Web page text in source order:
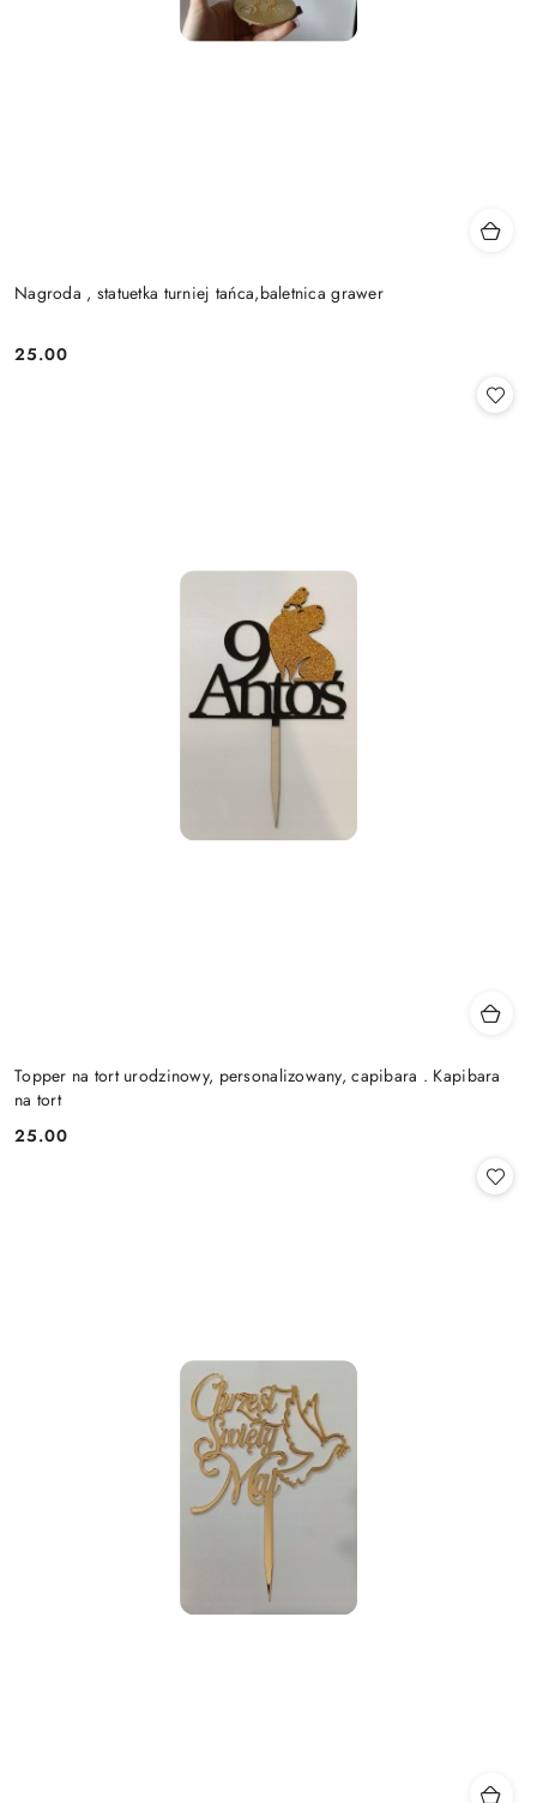
Nagroda , statuetka turniej tańca,baletnica grawer
Cena:
25.00
Topper na tort urodzinowy, personalizowany, capibara . Kapibara
na tort
Cena:
25.00